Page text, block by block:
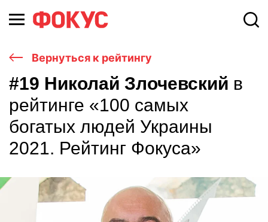
Вернуться к рейтингу
#19 Николай Злочевский в
рейтинге «100 самых
богатых людей Украины
2021. Рейтинг Фокуса»